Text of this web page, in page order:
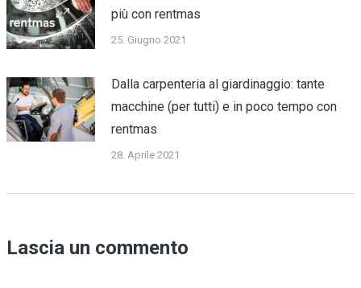
più con rentmas
25. Giugno 2021
Dalla carpenteria al giardinaggio: tante
macchine (per tutti) e in poco tempo con
rentmas
28. Aprile 2021
Lascia un commento